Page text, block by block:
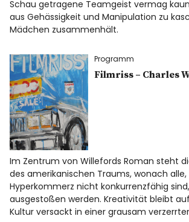
Info
Schau getragene Teamgeist vermag
aus Gehässigkeit und Manipulation zu
Mädchen zusammenhält.
Programm
Filmriss – Charles
Im Zentrum von Willefords Roman steht
des amerikanischen Traums, wonach alle,
Hyperkommerz nicht konkurrenzfähig
ausgestoßen werden. Kreativität bleibt
Kultur versackt in einer grausam